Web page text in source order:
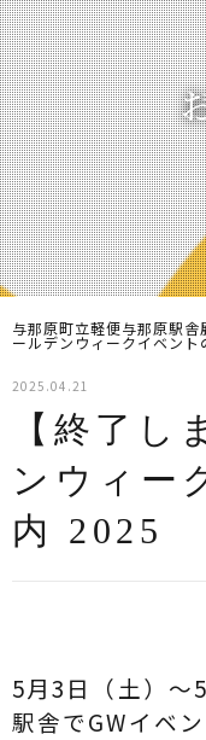
与那原町立軽便与那原駅舎
ールデンウィークイベン
2025.04.21
【終了し
ンウィー
内 2025
5月3日（土）〜
駅舎でGWイベ